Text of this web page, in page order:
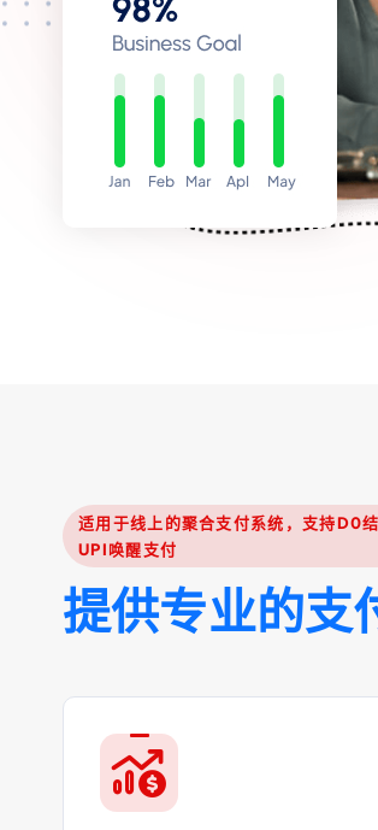
适用于线上的聚合支付系统，支持D0
UPI唤醒支付
提供专业的支